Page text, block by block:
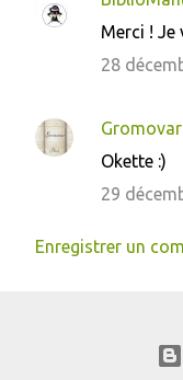
Merci ! Je
28
Gromovar
Okette :)
29
Enregistrer un